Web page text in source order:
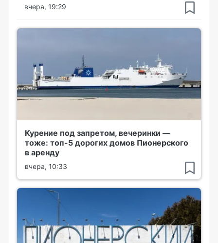
вчера, 19:29
Курение под запретом, вечеринки —
тоже: топ-5 дорогих домов Пионерского
в аренду
вчера, 10:33